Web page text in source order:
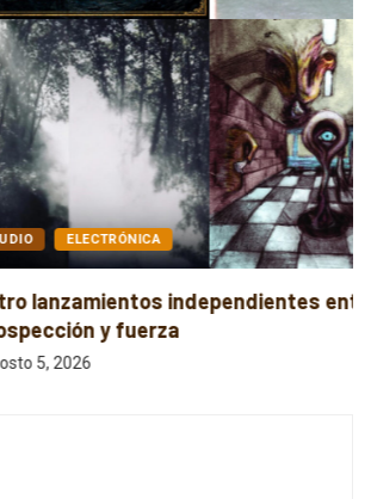
independientes entre
fuerza